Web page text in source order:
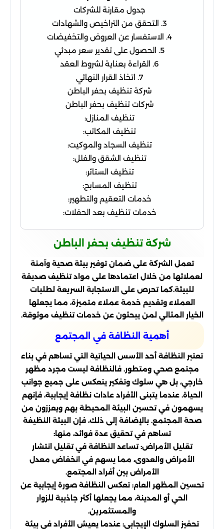
جدول مقارنة للشركات
3. التحقق من التراخيص والشهادات
4. الاستفسار عن العروض والتخفيضات
5. الحصول على تقدير سعر مبدئي
6. القراءة بعناية لشروط العقد
7. اتخاذ القرار النهائي
شركة تنظيف بحفر الباطن
شركات تنظيف بحفر الباطن
تنظيف المنازل:
تنظيف المكاتب:
تنظيف السجاد والموكيت:
تنظيف الشقق والفلل:
تنظيف الستائر:
تنظيف المسابح:
خدمات التعقيم والتطهير:
خدمات تنظيف بعد الحفلات:
شركة تنظيف بحفر الباطن
تعمل الشركة على ضمان توفير بيئة صحية وآمنة
لعملائها من خلال اعتمادها على مواد تنظيف صديقة
للبيئة.كما تحرص على الاستجابة السريعة لطلبات
العملاء وتقديم خدمة عملاء متميزة، مما يجعلها
الخيار المثالي لمن يبحثون عن خدمات تنظيف موثوقة.
أهمية النظافة في المجتمع
تعتبر النظافة أحد الأسس الحياتية التي تساهم في بناء
مجتمع صحي ومتطور. فالنظافة ليست مجرد مظهر
خارجي، بل هي سلوك وتفكير ينعكس على جميع جوانب
الحياة. عندما يتبنى الأفراد عادات نظافة إيجابية، فإنهم
يسهمون في تحسين البيئة المحيطة بهم ويعززون من
صحة المجتمع. بالإضافة إلى ذلك، فإن البيئة النظيفة
تساهم في تحقيق عدة فوائد، منها:
تقليل الأمراض: تساعد النظافة في تقليل انتشار
الأمراض والعدوى، مما يسهم في انخفاض معدل
الأمراض بين أفراد المجتمع.
تحسين المظهر العام: تعكس النظافة صورة إيجابية عن
الحي أو المدينة، مما يجعلها أكثر جاذبية للزوار
والمستثمرين.
تحفيز السلوك الإيجابي: عندما يعيش الأفراد في بيئة